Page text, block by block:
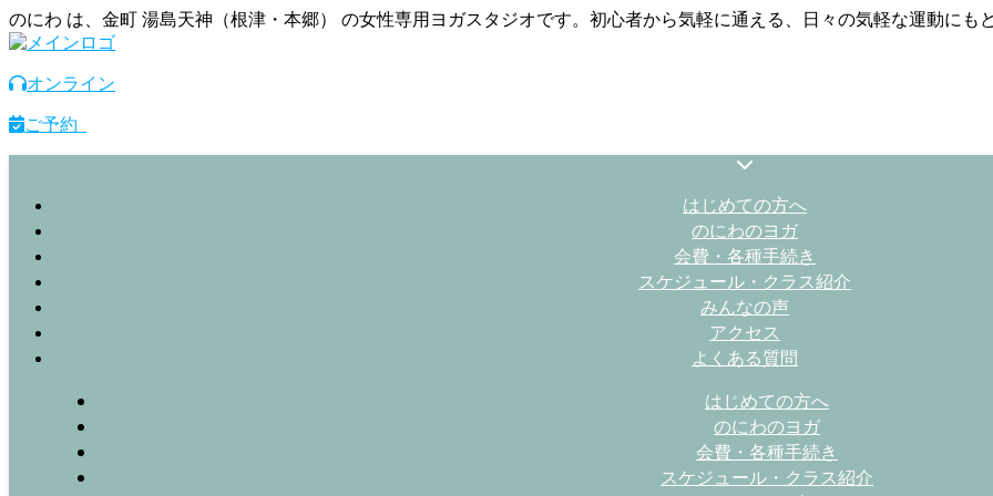
のにわ は、金町 湯島天神（根津・本郷） の女性専用ヨガスタジオです。初心者から気軽に通える、日々の気軽な運動にも
オンライン
ご予約
はじめての方へ
のにわのヨガ
会費・各種手続き
スケジュール・クラス紹介
みんなの声
アクセス
よくある質問
はじめての方へ
のにわのヨガ
会費・各種手続き
スケジュール・クラス紹介